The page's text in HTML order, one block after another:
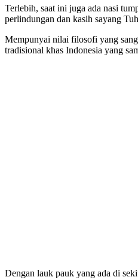
Terlebih, saat ini juga ada nasi
perlindungan dan kasih sayang
Mempunyai nilai filosofi yang
tradisional khas Indonesia yang
Dengan lauk pauk yang ada di